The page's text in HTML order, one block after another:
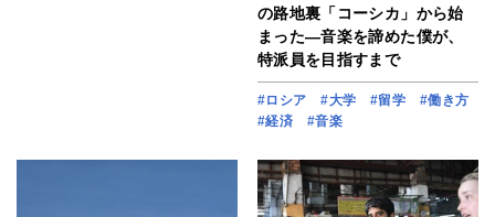
の路地裏「コーシカ」から始
まった―音楽を諦めた僕が、
特派員を目指すまで
#ロシア #大学 #留学
#働き方
#経済
#音楽